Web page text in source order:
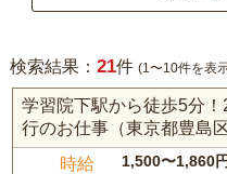
検索結果： 21件 (1〜10件を表
学習院下駅から徒歩5分
行のお仕事（東京都豊島区
時給 1,500〜1,860円